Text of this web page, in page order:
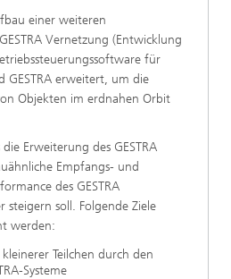
einer weiteren
Vernetzung (Entwicklung
für
GESTRA erweitert, um die
Objekten im erdnahen Orbit
Erweiterung des GESTRA
Empfangs- und
des GESTRA
steigern soll. Folgende Ziele
werden:
Teilchen durch den
Systeme